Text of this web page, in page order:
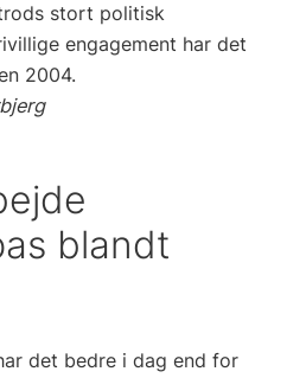
stort politisk
engagement har det
2004.
blandt
det bedre i dag end for